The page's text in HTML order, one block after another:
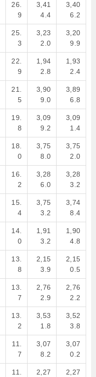
26.
9
3,41
4.4
3,40
6.2
25.
3
3,23
2.0
3,20
9.9
22.
9
1,94
2.8
1,93
2.4
21.
5
3,90
9.0
3,89
6.8
19.
8
3,09
9.2
3,09
1.4
18.
0
3,75
8.0
3,75
2.0
16.
2
3,28
6.0
3,28
3.2
15.
4
3,75
3.2
3,74
8.4
14.
0
1,91
3.2
1,90
4.8
13.
8
2,15
3.9
2,15
0.5
13.
7
2,76
2.9
2,76
2.2
13.
2
3,53
1.8
3,52
3.8
11.
7
3,07
8.2
3,07
0.2
11. 2,27 2,27